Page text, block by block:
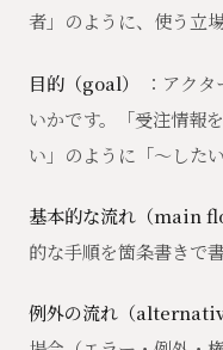
者」のように、使う立
目的（goal）
：アク
いかです。「受注情報
い」のように「〜した
基本的な流れ（main
的な手順を箇条書きで書
例外の流れ（